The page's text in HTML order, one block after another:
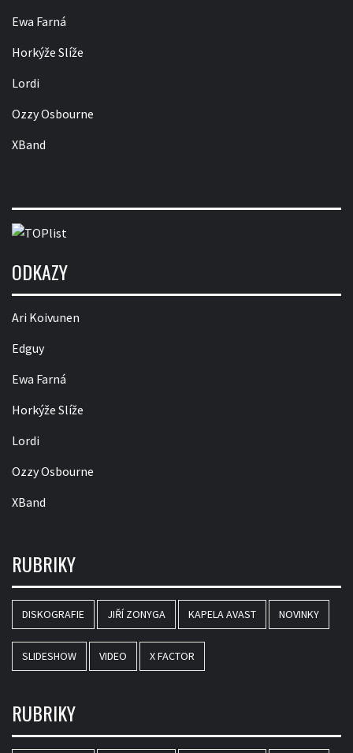
Ewa Farná
Horkýže Slíže
Lordi
Ozzy Osbourne
XBand
ODKAZY
Ari Koivunen
Edguy
Ewa Farná
Horkýže Slíže
Lordi
Ozzy Osbourne
XBand
RUBRIKY
DISKOGRAFIE JIŘÍ ZONYGA KAPELA AVAST NOVINKY
SLIDESHOW VIDEO X FACTOR
RUBRIKY